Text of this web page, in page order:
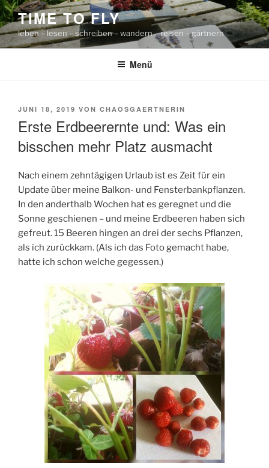
Zum
Inhalt
springen
TIME TO FLY
leben – lesen – schreiben – wandern – reisen – gärtnern
Menü
VERÖFFENTLICHT
JUNI 18, 2019 VON CHAOSGAERTNERIN
Erste Erdbeerernte und: Was ein
bisschen mehr Platz ausmacht
Nach einem zehntägigen Urlaub ist es Zeit für ein
Update über meine Balkon- und Fensterbankpflanzen.
In den anderthalb Wochen hat es geregnet und die
Sonne geschienen – und meine Erdbeeren haben sich
gefreut. 15 Beeren hingen an drei der sechs Pflanzen,
als ich zurückkam. (Als ich das Foto gemacht habe,
hatte ich schon welche gegessen.)